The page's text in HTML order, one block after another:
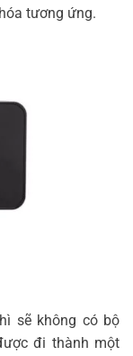
tương ứng.
sẽ không có bộ
đi thành một